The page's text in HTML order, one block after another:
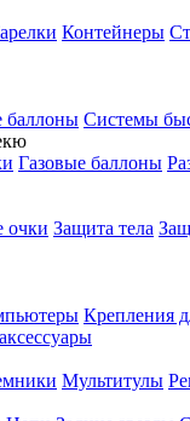
Контейнеры
баллоны Системы
Газовые баллоны
очки Защита тела
Крепления
Мультитулы